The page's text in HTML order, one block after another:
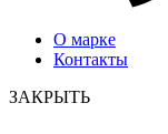
О марке
Контакты
ЗАКРЫТЬ